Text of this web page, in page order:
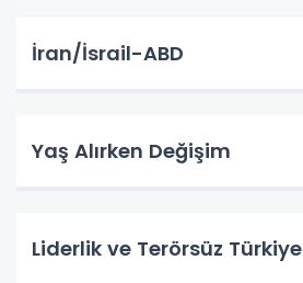
İran/İsrail-ABD
Yaş Alırken Değişim
Liderlik ve Terörsüz Türkiye